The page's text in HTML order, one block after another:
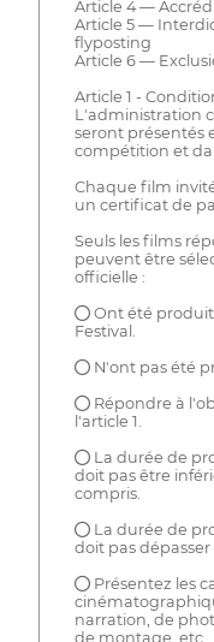
Article 4 —
Article 5 —
flyposting
Article 6 —
Article 1 -
L'administration
seront présentés
compétition et
Chaque film
un certificat de
Seuls les films
peuvent être
officielle :
● Ont été
Festival.
● N'ont pas été
● Répondre à
l'article 1.
● La durée de
doit pas être
compris.
● La durée de
doit pas
● Présentez les
narration, de
de montage, etc.